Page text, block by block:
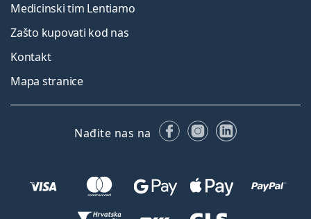
Medicinski tim Lentiamo
Zašto kupovati kod nas
Kontakt
Mapa stranice
Nađite nas na FacebookuInstagramu
LinkedIn